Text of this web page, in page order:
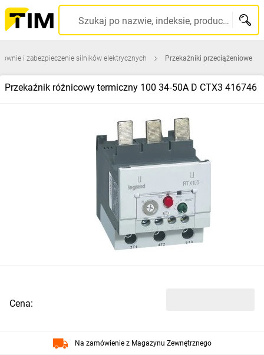
Szukaj po nazwie, indeksie, producencie, kodzie kreskowym...
i zabezpieczenie silników elektrycznych Przekaźniki przeciążeniowe
Przekaźnik różnicowy termiczny 100 34‑50A D CTX3 416746
Cena:
Na zamówienie z Magazynu Zewnętrznego